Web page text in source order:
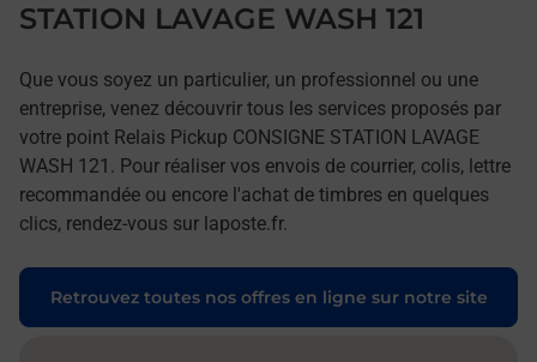
STATION LAVAGE WASH 121
Que vous soyez un particulier, un professionnel ou une
entreprise, venez découvrir tous les services proposés par
votre point Relais Pickup CONSIGNE STATION LAVAGE
WASH 121. Pour réaliser vos envois de courrier, colis, lettre
recommandée ou encore l'achat de timbres en quelques
clics, rendez-vous sur laposte.fr.
Retrouvez toutes nos offres en ligne sur notre site